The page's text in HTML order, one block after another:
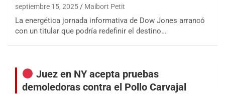
septiembre 15, 2025 Maibort Petit
La energética jornada informativa de Dow Jones arrancó
con un titular que podría redefinir el destino…
Juez en NY acepta pruebas
demoledoras contra el Pollo Carvajal